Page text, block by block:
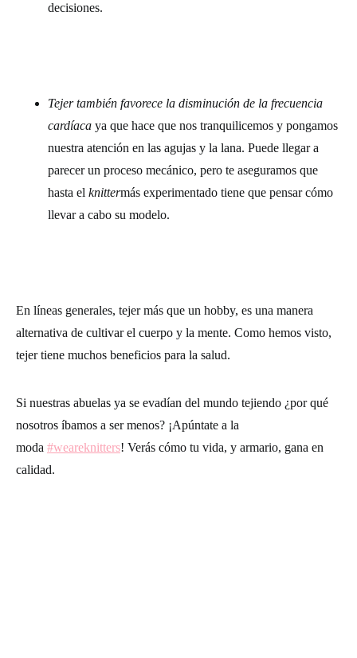
decisiones.
Tejer también favorece la disminución de la frecuencia
cardíaca ya que hace que nos tranquilicemos y pongamos
nuestra atención en las agujas y la lana. Puede llegar a
parecer un proceso mecánico, pero te aseguramos que
hasta el knittermás experimentado tiene que pensar cómo
llevar a cabo su modelo.
En líneas generales, tejer más que un hobby, es una manera
alternativa de cultivar el cuerpo y la mente. Como hemos visto,
tejer tiene muchos beneficios para la salud.
Si nuestras abuelas ya se evadían del mundo tejiendo ¿por qué
nosotros íbamos a ser menos? ¡Apúntate a la
moda #weareknitters! Verás cómo tu vida, y armario, gana en
calidad.